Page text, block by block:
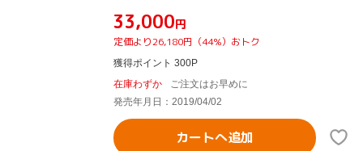
¥33,000円
定価より26,180円（44%）おトク
獲得ポイント 300P
在庫わずか
ご注文はお早めに
発売年月日：2019/04/02
カートへ追加